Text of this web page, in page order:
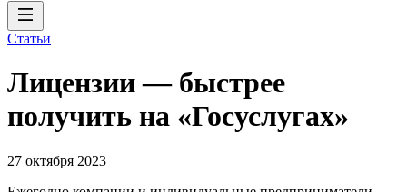
Статьи
Лицензии — быстрее
получить на «Госуслугах»
27 октября 2023